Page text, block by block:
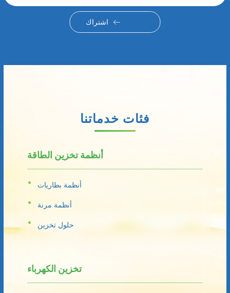
اشتراك
فئات خدماتنا
أنظمة تخزين الطاقة
أنظمة بطاريات
أنظمة مرنة
حلول تخزين
تخزين الكهرباء